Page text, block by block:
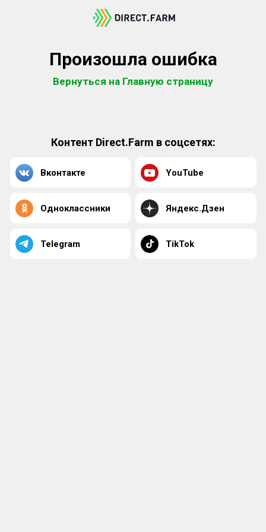
Произошла ошибка
Вернуться на Главную страницу
Контент Direct.Farm в соцсетях:
Вконтакте YouTube
Одноклассники Яндекс.Дзен
Telegram TikTok